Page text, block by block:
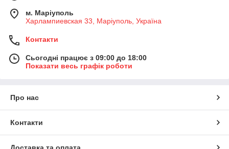
м. Маріуполь
Харлампиевская 33, Маріуполь, Україна
Контакти
Сьогодні працює з 09:00 до 18:00
Показати весь графік роботи
Про нас
Контакти